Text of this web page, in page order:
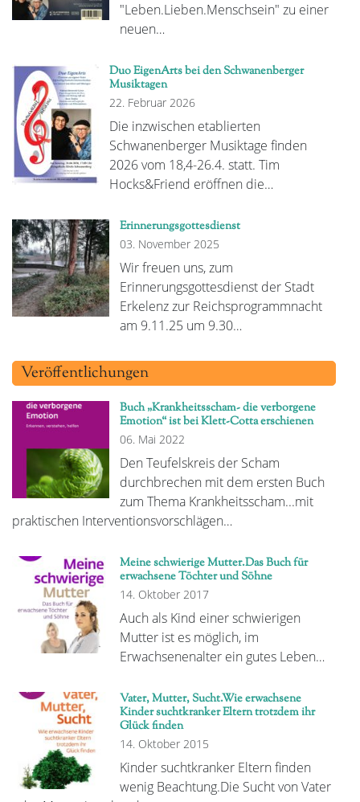
"Leben.Lieben.Menschsein" zu einer
neuen…
Duo EigenArts bei den Schwanenberger
Musiktagen
22. Februar 2026
Die inzwischen etablierten
Schwanenberger Musiktage finden
2026 vom 18,4-26.4. statt. Tim
Hocks&Friend eröffnen die…
Erinnerungsgottesdienst
03. November 2025
Wir freuen uns, zum
Erinnerungsgottesdienst der Stadt
Erkelenz zur Reichsprogrammnacht
am 9.11.25 um 9.30…
Veröffentlichungen
Buch „Krankheitsscham- die verborgene
Emotion“ ist bei Klett-Cotta erschienen
06. Mai 2022
Den Teufelskreis der Scham
durchbrechen mit dem ersten Buch
zum Thema Krankheitsscham...mit
praktischen Interventionsvorschlägen…
Meine schwierige Mutter.Das Buch für
erwachsene Töchter und Söhne
14. Oktober 2017
Auch als Kind einer schwierigen
Mutter ist es möglich, im
Erwachsenenalter ein gutes Leben…
Vater, Mutter, Sucht.Wie erwachsene
Kinder suchtkranker Eltern trotzdem ihr
Glück finden
14. Oktober 2015
Kinder suchtkranker Eltern finden
wenig Beachtung.Die Sucht von Vater